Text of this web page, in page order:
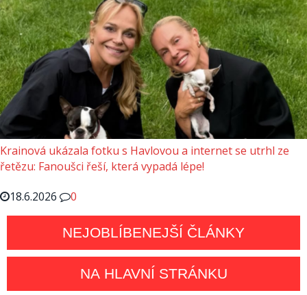
Krainová ukázala fotku s Havlovou a internet se utrhl ze
řetězu: Fanoušci řeší, která vypadá lépe!
18.6.2026
0
NEJOBLÍBENEJŠÍ ČLÁNKY
NA HLAVNÍ STRÁNKU